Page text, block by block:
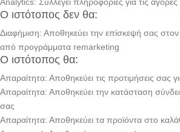
Ο ιστότοπος δεν θα:
Διαφήμιση: Αποθηκεύει την επίσκεψή σας
από προγράμματα remarketing
Ο ιστότοπος θα:
Απαραίτητα: Αποθηκεύει τις προτιμήσεις σας
Απαραίτητα: Αποθηκεύει την κατάσταση
σας
Απαραίτητα: Αποθηκεύει τα προϊόντα στο